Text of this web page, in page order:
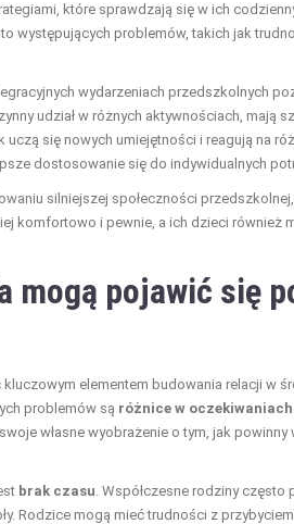
które sprawdzają się w ich
występujących problemów, takich jak
wydarzeniach przedszkolnych
udział w różnych aktywnościach, mają
uczą się nowych umiejętności i reagują na
dostosowanie się do indywidualnych
silniejszej społeczności
komfortowo i pewnie, a ich dzieci również
mogą pojawić się
elementem budowania relacji w
problemów są różnice w oczekiwaniach
własne wyobrażenie o tym, jak
brak czasu. Współczesne rodziny często
Rodzice mogą mieć trudności z